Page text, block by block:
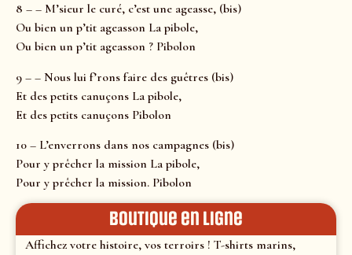
8 – – M’sieur le curé, c’est une ageasse, (bis)
Ou bien un p’tit ageasson La pibole,
Ou bien un p’tit ageasson ? Pibolon
9 – – Nous lui f’rons faire des guêtres (bis)
Et des petits canuçons La pibole,
Et des petits canuçons Pibolon
10 – L’enverrons dans nos campagnes (bis)
Pour y prêcher la mission La pibole,
Pour y prêcher la mission. Pibolon
Boutique en ligne
Affichez votre histoire, vos terroirs ! T-shirts marins,